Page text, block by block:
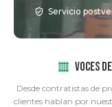
Servicio
VOCES
Desde contratistas de
clientes hablan por